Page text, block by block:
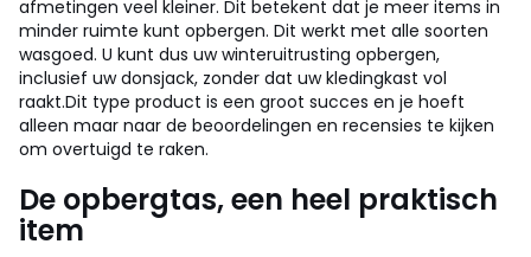
afmetingen veel kleiner. Dit betekent dat je meer items in
minder ruimte kunt opbergen. Dit werkt met alle soorten
wasgoed. U kunt dus uw winteruitrusting opbergen,
inclusief uw donsjack, zonder dat uw kledingkast vol
raakt.Dit type product is een groot succes en je hoeft
alleen maar naar de beoordelingen en recensies te kijken
om overtuigd te raken.
De opbergtas, een heel praktisch
item